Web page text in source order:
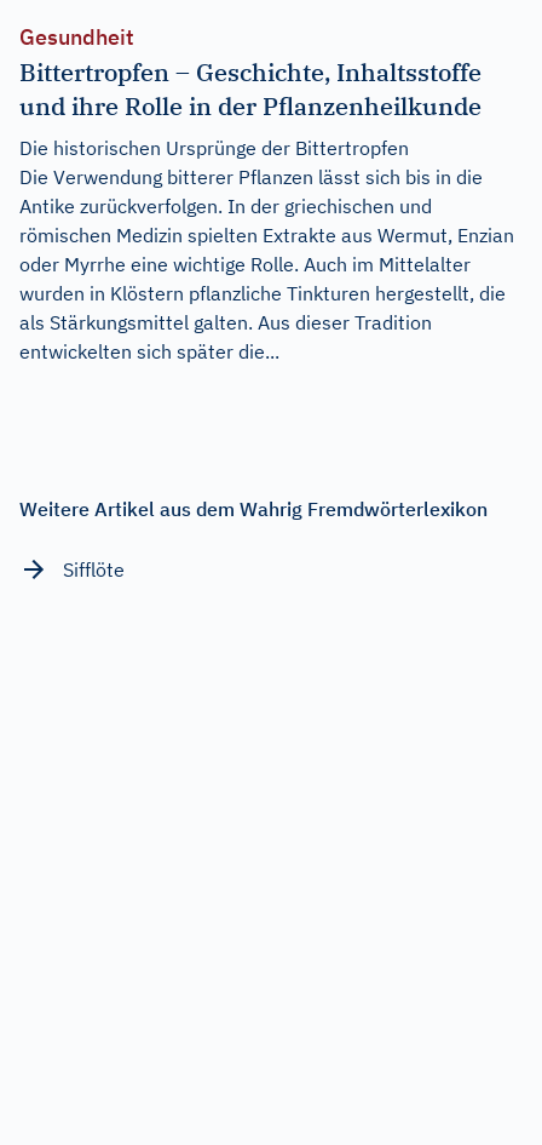
Gesundheit
Bittertropfen – Geschichte, Inhaltsstoffe
und ihre Rolle in der Pflanzenheilkunde
Die historischen Ursprünge der Bittertropfen
Die Verwendung bitterer Pflanzen lässt sich bis in die
Antike zurückverfolgen. In der griechischen und
römischen Medizin spielten Extrakte aus Wermut, Enzian
oder Myrrhe eine wichtige Rolle. Auch im Mittelalter
wurden in Klöstern pflanzliche Tinkturen hergestellt, die
als Stärkungsmittel galten. Aus dieser Tradition
entwickelten sich später die...
Weitere Artikel aus dem Wahrig Fremdwörterlexikon
Sifflöte